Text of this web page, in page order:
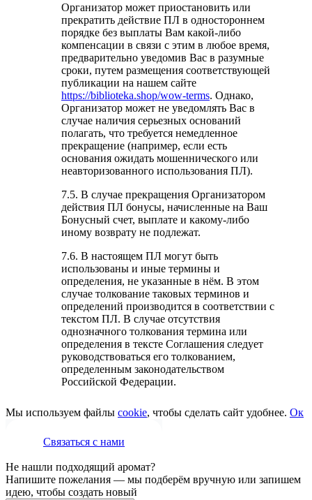
Организатор может приостановить или
прекратить действие ПЛ в одностороннем
порядке без выплаты Вам какой-либо
компенсации в связи с этим в любое время,
предварительно уведомив Вас в разумные
сроки, путем размещения соответствующей
публикации на нашем сайте
https://biblioteka.shop/wow-terms. Однако,
Организатор может не уведомлять Вас в
случае наличия серьезных оснований
полагать, что требуется немедленное
прекращение (например, если есть
основания ожидать мошеннического или
неавторизованного использования ПЛ).
7.5. В случае прекращения Организатором
действия ПЛ бонусы, начисленные на Ваш
Бонусный счет, выплате и какому-либо
иному возврату не подлежат.
7.6. В настоящем ПЛ могут быть
использованы и иные термины и
определения, не указанные в нём. В этом
случае толкование таковых терминов и
определений производится в соответствии с
текстом ПЛ. В случае отсутствия
однозначного толкования термина или
определения в тексте Соглашения следует
руководствоваться его толкованием,
определенным законодательством
Российской Федерации.
Мы используем файлы cookie, чтобы сделать сайт удобнее. Ок
Связаться с нами
Не нашли подходящий аромат?
Напишите пожелания — мы подберём вручную или запишем
идею, чтобы создать новый